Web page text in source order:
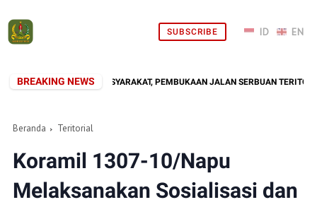
SUBSCRIBE
BREAKING NEWS
DI TENGAH MASYARAKAT, PEMBUKAAN JALAN SERBUAN TERITORIAL
Beranda Teritorial
Koramil 1307-10/Napu
Melaksanakan Sosialisasi dan